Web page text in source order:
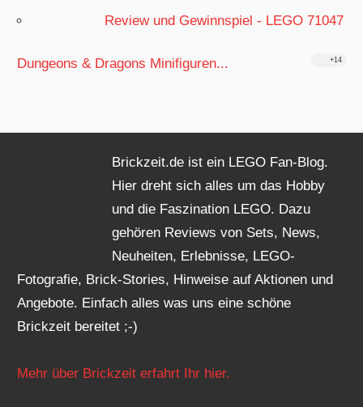
Review und Gewinnspiel - LEGO 71047
Dungeons & Dragons Minifiguren... +14
Brickzeit.de ist ein LEGO Fan-Blog.
Hier dreht sich alles um das Hobby
und die Faszination LEGO. Dazu
gehören Reviews von Sets, News,
Neuheiten, Erlebnisse, LEGO-
Fotografie, Brick-Stories, Hinweise auf Aktionen und
Angebote. Einfach alles was uns eine schöne
Brickzeit bereitet ;-)
Mehr über Brickzeit erfahrt Ihr hier.